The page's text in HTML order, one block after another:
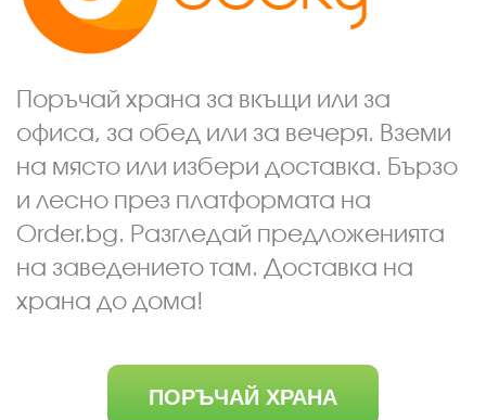
Поръчай храна за вкъщи или за
офиса, за обед или за вечеря. Вземи
на място или избери доставка. Бързо
и лесно през платформата на
Order.bg. Разгледай предложенията
на заведението там. Доставка на
храна до дома!
ПОРЪЧАЙ ХРАНА